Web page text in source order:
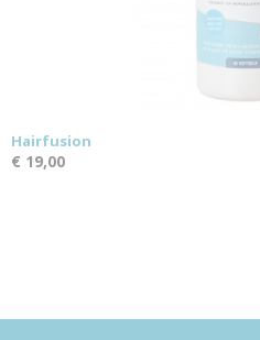
Hairfusion
€ 19,00